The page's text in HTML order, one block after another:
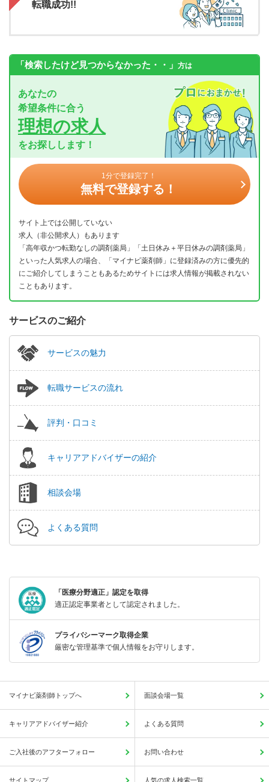
転職成功!!
「検索したけど見つからなかった・・」 方は
あなたの
希望条件に合う
理想の求人
をお探しします！
1分で登録完了！
無料で登録する！
サイト上では公開していない
求人（非公開求人）もあります
「高年収かつ転勤なしの調剤薬局」「土日休み＋平日休みの調剤薬局」
といった人気求人の場合、「マイナビ薬剤師」に登録済みの方に優先的
にご紹介してしまうこともあるためサイトには求人情報が掲載されない
こともあります。
サービスのご紹介
サービスの魅力
転職サービスの流れ
評判・口コミ
キャリアアドバイザーの紹介
相談会場
よくある質問
「医療分野適正」認定を取得
適正認定事業者として認定されました。
プライバシーマーク取得企業
厳密な管理基準で個人情報をお守りします。
マイナビ薬剤師トップへ 面談会場一覧
キャリアアドバイザー紹介 よくある質問
ご入社後のアフターフォロー お問い合わせ
サイトマップ 人気の求人検索一覧